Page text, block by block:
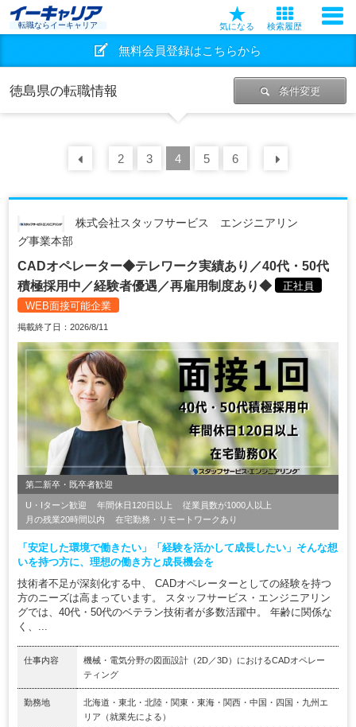
転職ならイーキャリア 気になる 検索履歴
無料会員登録はこちらから
徳島県の転職情報 条件変更
前の 30
2 3 4 5 6
株式会社スタッフサービス エンジニアリン
グ事業本部
CADオペレーター◆テレワーク実績あり／40代・50代
積極採用中／経験者優遇／再雇用制度あり◆
正社員
WEB面接可能企業
掲載終了日：2026/8/11
第二新卒・既卒者歓迎
U・Iターン歓迎 年間休日120日以上
従業員数が1000人以上
月の残業20時間以内
在宅勤務・リモートワークあり
「安定した環境で働きたい」「経験を活かして成長したい」そんな想
いを持つ方に、理想の働き方と成長機会を
技術者不足が深刻化する中、 CADオペレーターとしての経験を持つ
方のニーズは高まっています。 スタッフサービス・エンジニアリン
グでは、40代・50代のベテラン技術者が多数活躍中。 年齢に関係な
く、...
仕事内容
機械・電気分野の図面設計（2D／3D）におけるCADオペレー
ティング
勤務地
北海道・東北・北陸・関東・東海・関西・中国・四国・九州エ
リア（就業先による）